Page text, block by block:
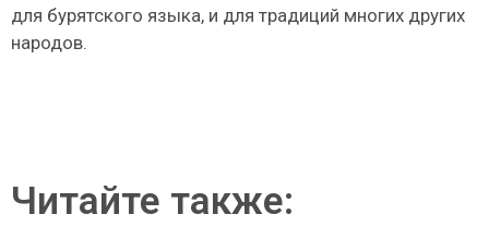
для бурятского языка, и для традиций многих других
народов.
Читайте также: